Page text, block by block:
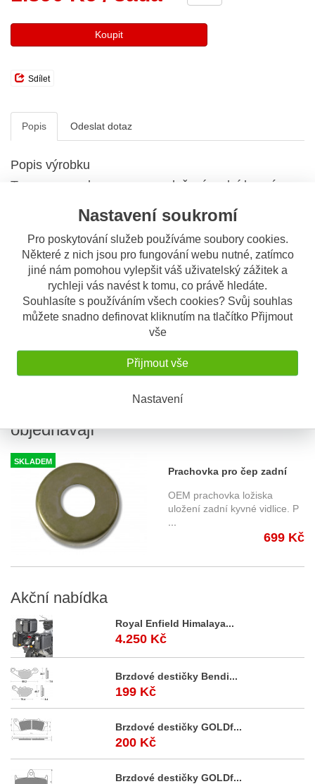
Nastavení soukromí
Pro poskytování služeb používáme soubory cookies.
Některé z nich jsou pro fungování webu nutné, zatímco
jiné nám pomohou vylepšit váš uživatelský zážitek a
rychleji vás navést k tomu, co právě hledáte.
Souhlasíte s používáním všech cookies? Svůj souhlas
můžete snadno definovat kliknutím na tlačítko Přijmout
vše
Přijmout vše
Nastavení
Koupit
Sdílet
Popis Odeslat dotaz
Popis výrobku
Tourmax - sada pro opravu uložení zadní kyvné
Yamaha XJR 1200 (95-98)
Yamaha XJR 1300 (99-15)
Yamaha XJR 1300 SP (99-01)
Yamaha FZS 1000 Fazer (01-05)
Yamaha YZF 1000 R Thunderace (96-02)
Yamaha YZF 750 R (93-98)
Yamaha YZF 750 SP (93-95)
objednávají
SKLADEM
Prachovka pro čep zadní
kyvné vidlice Yamaha XJR
1200/1300 (95-) 3FV-22128-
00
OEM prachovka ložiska
uložení zadní kyvné vidlice. P
699 Kč
Akční nabídka
Royal Enfield Himalaya...
4.250 Kč
Brzdové destičky Bendi...
199 Kč
Brzdové destičky GOLDf...
200 Kč
Brzdové destičky GOLDf...